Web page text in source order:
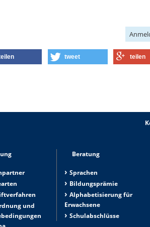
tweet teilen
und
Beratung
Sprachen
Bildungsprämie
Alphabetisierung für
Erwachsene
Schulabschlüsse